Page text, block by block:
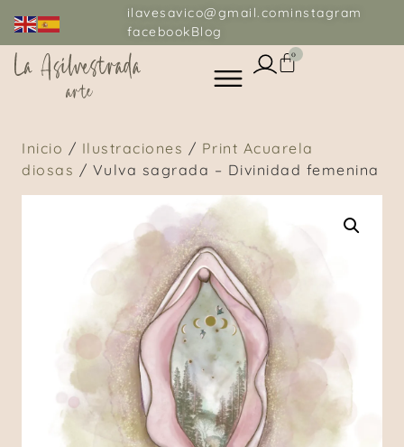
ilavesavico@gmail.cominstagram
facebookBlog
0
Inicio / Ilustraciones / Print Acuarela
diosas / Vulva sagrada – Divinidad femenina